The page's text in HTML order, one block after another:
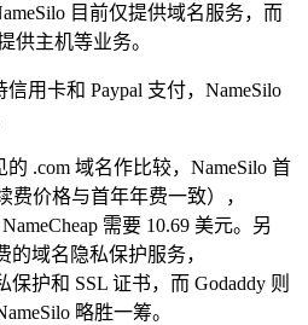
目前仅提供域名服务，而
供主机等业务。
用卡和 Paypal 支付，NameSilo
.com 域名作比较，NameSilo 首
费价格与首年年费一致），
需要 10.69 美元。另
的域名隐私保护服务，
保护和 SSL 证书，而 Godaddy 则
略胜一筹。